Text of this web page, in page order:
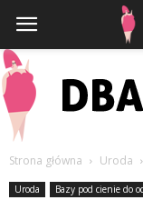
Strona główna Uroda
Uroda Bazy pod cienie do